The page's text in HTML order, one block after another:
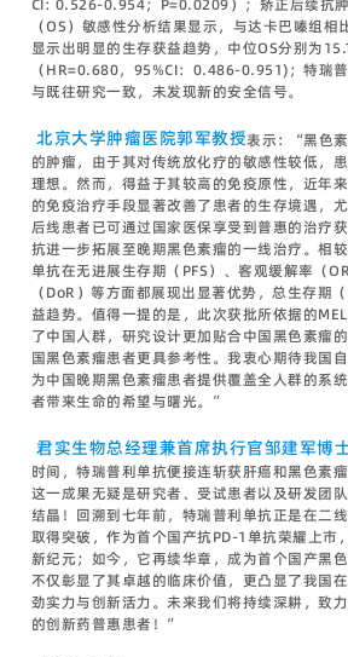
（OS）敏感性分析结果显示，与达卡巴嗪组相
显示出明显的生存获益趋势，中位OS分别为
（HR=0.680，95%CI：0.486-0.951)；特瑞普
与既往研究一致，未发现新的安全信号。
北京大学肿瘤医院郭军教授表示：“黑色
的肿瘤，由于其对传统放化疗的敏感性较低，
理想。然而，得益于其较高的免疫原性，近年
的免疫治疗手段显著改善了患者的生存境遇，
后线患者已可通过国家医保享受到普惠的治疗
抗进一步拓展至晚期黑色素瘤的一线治疗。相
单抗在无进展生存期（PFS）、客观缓解率（
（DoR）等方面都展现出显著优势，总生存期
益趋势。值得一提的是，此次获批所依据的
了中国人群，研究设计更加贴合中国黑色素瘤
国黑色素瘤患者更具参考性。我衷心期待我国
为中国晚期黑色素瘤患者提供覆盖全人群的系
者带来生命的希望与曙光。”
君实生物总经理兼首席执行官邹建军博
时间，特瑞普利单抗便接连斩获肝癌和黑色素
这一成果无疑是研究者、受试患者以及研发团
结晶！回溯到七年前，特瑞普利单抗正是在二
取得突破，作为首个国产抗PD-1单抗荣耀上市
新纪元；如今，它再续华章，成为首个国产黑
不仅彰显了其卓越的临床价值，更凸显了我国
劲实力与创新活力。未来我们将持续深耕，致
的创新药普惠患者！”